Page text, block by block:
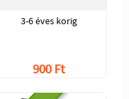
3-6 éves korig
900 Ft